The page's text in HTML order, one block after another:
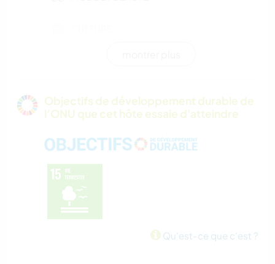
MUSIQUE
HISTOIRE
Objectifs de développement durable de
l’ONU que cet hôte essaie d'atteindre
Qu'est-ce que c'est ?